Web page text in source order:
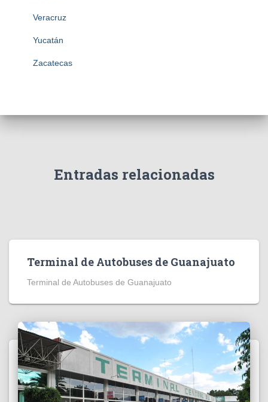
Veracruz
Yucatán
Zacatecas
Entradas relacionadas
Terminal de Autobuses de Guanajuato
Terminal de Autobuses de Guanajuato